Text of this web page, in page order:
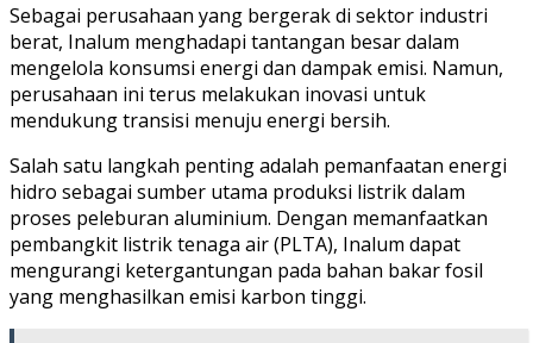
Sebagai perusahaan yang bergerak di sektor industri
berat, Inalum menghadapi tantangan besar dalam
mengelola konsumsi energi dan dampak emisi. Namun,
perusahaan ini terus melakukan inovasi untuk
mendukung transisi menuju energi bersih.
Salah satu langkah penting adalah pemanfaatan energi
hidro sebagai sumber utama produksi listrik dalam
proses peleburan aluminium. Dengan memanfaatkan
pembangkit listrik tenaga air (PLTA), Inalum dapat
mengurangi ketergantungan pada bahan bakar fosil
yang menghasilkan emisi karbon tinggi.